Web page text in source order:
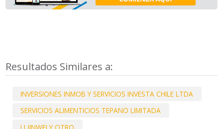
Resultados Similares a:
INVERSIONES INMOB Y SERVICIOS INVESTA CHILE LTDA
SERVICIOS ALIMENTICIOS TEPANO LIMITADA
LI JINWEI Y OTRO